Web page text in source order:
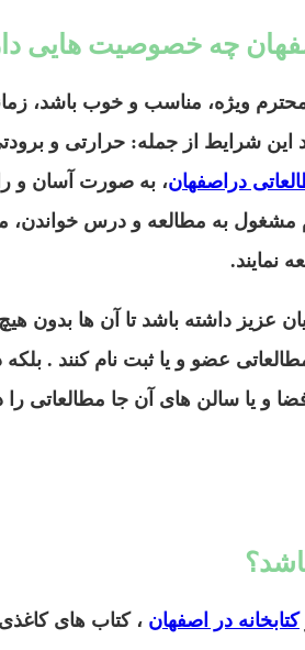
چه خصوصیت هایی
ویژه، مناسب و خوب باشد،
این شرایط از جمله: حرارتی و
دراصفهان، به صورت آسان و
مشغول به مطالعه و درس خواندن،
نمایند.
عزیز داشته باشد تا آن ها بدون
عضو و یا ثبت نام کنند .
و یا سالن های آن جا مطالعاتی را
کتابخانه در اصفهان ، کتاب های کاغذی